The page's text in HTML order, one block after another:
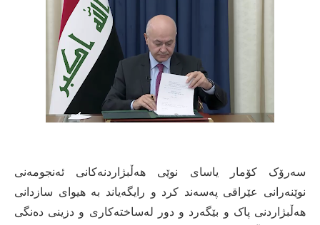
سەرۆک کۆمار یاسای نوێی ھەڵبژاردنەکانی ئەنجومەنی
نوێنەرانی عێراقی پەسەند کرد و رایگەیاند بە هیوای سازدانی
هه‌ڵبژاردنی پاک و بێگەرد و دور له‌ساخته‌کاری و دزینی ده‌نگی